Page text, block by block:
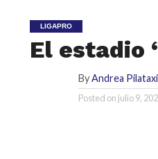
LIGAPRO
El estadio
ByAndrea Pilataxi
Posted on julio 9,